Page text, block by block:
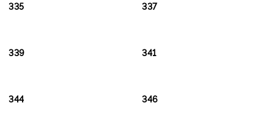
335 337
339 341
344 346